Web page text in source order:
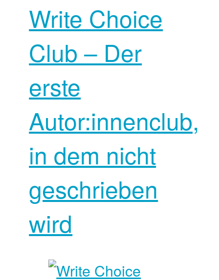
Write Choice
Club – Der
erste
Autor:innenclub,
in dem nicht
geschrieben
wird